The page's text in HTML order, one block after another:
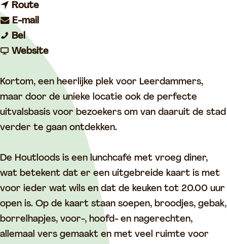
Kortom, een heerlijke plek voor Leerdammers,
maar door de unieke locatie ook de perfecte
uitvalsbasis voor bezoekers om van daaruit de stad
verder te gaan ontdekken.
De Houtloods is een lunchcafé met vroeg diner,
wat betekent dat er een uitgebreide kaart is met
voor ieder wat wils en dat de keuken tot 20.00 uur
open is. Op de kaart staan soepen, broodjes, gebak,
borrelhapjes, voor-, hoofd- en nagerechten,
allemaal vers gemaakt en met veel ruimte voor
H
o
u
t
o
o
d
s
Routen
r
e
H
o
u
l
o
o
d
s
E-mail
a
D
e
H
o
t
l
o
o
d
s
BelD
e
o
u
t
l
o
d
s
Websitev
a
n
D
e
H
u
t
l
o
o
d